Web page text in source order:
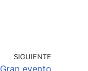
SIGUIENTE